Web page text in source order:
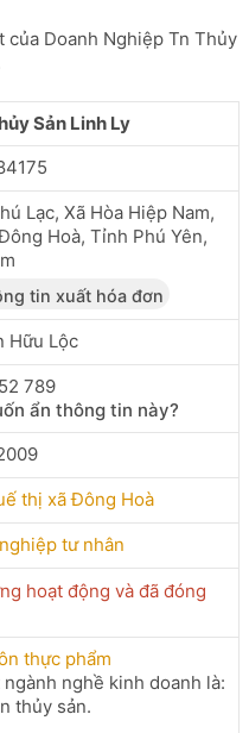
Doanh Nghiệp Tn Thủy
Sản Linh Ly
Lạc, Xã Hòa Hiệp Nam,
Hoà, Tỉnh Phú Yên,
tin xuất hóa đơn
Hữu Lộc
789
ẩn thông tin này?
thị xã Đông Hoà
tư nhân
hoạt động và đã đóng
thực phẩm
nghề kinh doanh là:
thủy sản.